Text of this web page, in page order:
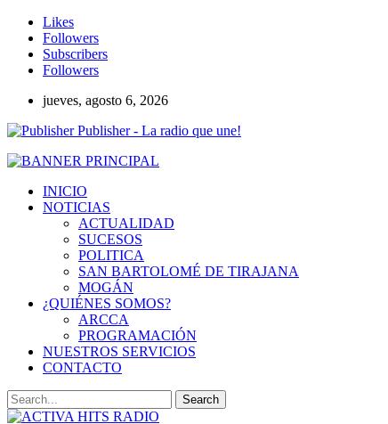
Likes
Followers
Subscribers
Followers
jueves, agosto 6, 2026
Publisher - La radio que une!
INICIO
NOTICIAS
ACTUALIDAD
SUCESOS
POLITICA
SAN BARTOLOMÉ DE TIRAJANA
MOGÁN
¿QUIÉNES SOMOS?
ARCCA
PROGRAMACIÓN
NUESTROS SERVICIOS
CONTACTO